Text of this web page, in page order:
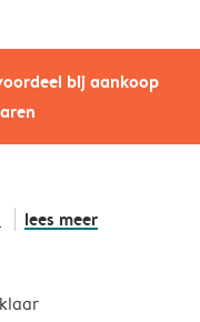
bij aankoop
lees meer